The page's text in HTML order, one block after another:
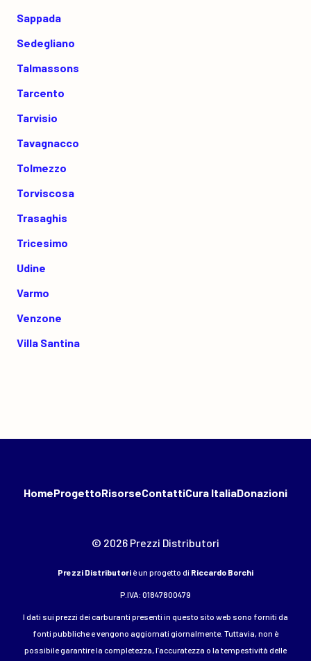
Sappada
Sedegliano
Talmassons
Tarcento
Tarvisio
Tavagnacco
Tolmezzo
Torviscosa
Trasaghis
Tricesimo
Udine
Varmo
Venzone
Villa Santina
HomeProgettoRisorseContattiCura ItaliaDonazioni
© 2026 Prezzi Distributori
Prezzi Distributori è un progetto di Riccardo Borchi
P.IVA: 01847800479
I dati sui prezzi dei carburanti presenti in questo sito web sono forniti da
fonti pubbliche e vengono aggiornati giornalmente. Tuttavia, non è
possibile garantire la completezza, l’accuratezza o la tempestività delle